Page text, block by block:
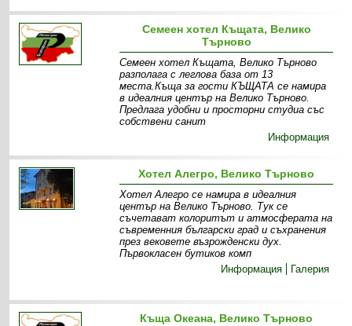
Семеен хотел Къщата, Велико
Търново
Семеен хотел Къщата, Велико Търново
разполага с леглова база от 13
места.Къща за гости КЪЩАТА се намира
в идеалния център на Велико Търново.
Предлага удобни и просторни студиа със
собствени санит
Информация
Хотел Алегро, Велико Търново
Хотел Алегро се намира в идеалния
център на Велико Търново. Тук се
съчетават колоритът и атмосферата на
съвременния български град и съхранения
през вековете възрожденски дух.
Първокласен бутиков комп
Информация
Галерия
Къща Океана, Велико Търново